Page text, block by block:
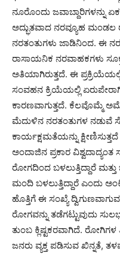
ನೂರೊಂದು ಜವಾಬ್ದಾರಿಗಳನ್ನು
ಅದ್ಭುತವಾದ ನರವ್ಯೂಹ ಮಂಡಲ
ನರತಂತುಗಳು ಜಾಡಿನಿಂದ. ಈ
ರಾಸಾಯನಿಕ ನರವಾಹಕಗಳು
ಅತಿಯಾಗಿರುತ್ತದೆ. ಈ
ಸಂವಹನ ಕ್ರಿಯೆಯಲ್ಲಿ
ಕಾರಣವಾಗುತ್ತದೆ. ಕೆಲವೊಮ್ಮೆ
ಮೆದುಳಿನ ನರತಂತುಗಳ ನಡುವೆ
ಕಾರ್ಯಕ್ಷಮತೆಯನ್ನು
ಅಂದಾಜಿನ ಪ್ರಕಾರ
ರೋಗದಿಂದ ಬಳಲುತ್ತಿದ್ದಾರೆ
ಮಂದಿ ಬಳಲುತ್ತಿದ್ದಾರೆ ಎಂದು
ಹೊತ್ತಿಗೆ ಈ ಸಂಖ್ಯೆ
ರೋಗವನ್ನು ತಡೆಗಟ್ಟುವುದು
ತುಂಬ ಕ್ಲಿಷ್ಟಕರವಾಗಿದೆ.
ಜನರು ವ್ಯಕ್ತ ಪಡಿಸುವ ಖಿನ್ನತೆ,